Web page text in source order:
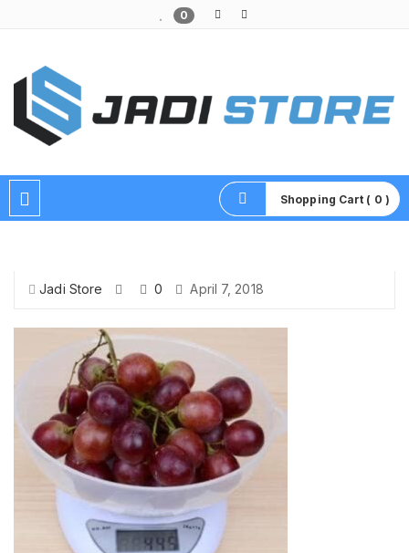
0
Shopping Cart ( 0 )
Jadi Store 0 April 7, 2018